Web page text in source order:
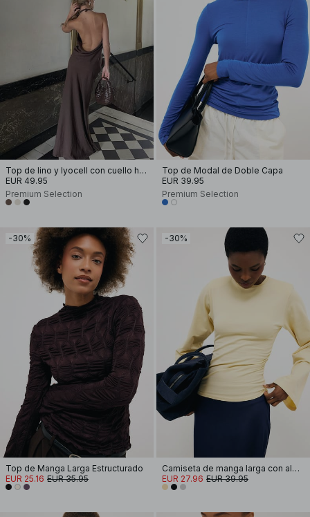
Top de lino y lyocell con cuello halter
EUR 49.95
Premium Selection
Top de Modal de Doble Capa
EUR 39.95
Premium Selection
-30%
Top de Manga Larga Estructurado
EUR 25.16 EUR 35.95
-30%
Camiseta de manga larga con almohadilla de hombro de algodón suave
EUR 27.96 EUR 39.95